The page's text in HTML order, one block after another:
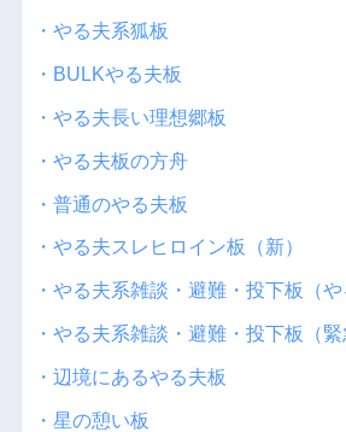
・やる夫系狐板
・BULKやる夫板
・やる夫長い理想郷板
・やる夫板の方舟
・普通のやる夫板
・やる夫スレヒロイン板（新）
・やる夫系雑談・避難・投下板（や
・やる夫系雑談・避難・投下板（緊
・辺境にあるやる夫板
・星の憩い板